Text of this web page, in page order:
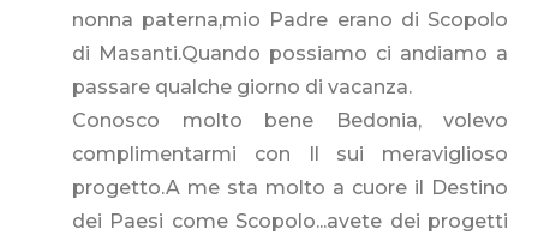
nonna paterna,mio Padre erano di Scopolo
di Masanti.Quando possiamo ci andiamo a
passare qualche giorno di vacanza.
Conosco molto bene Bedonia, volevo
complimentarmi con Il sui meraviglioso
progetto.A me sta molto a cuore il Destino
dei Paesi come Scopolo...avete dei progetti